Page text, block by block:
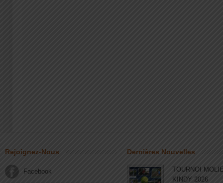
Rejoignez-Nous
Facebook
Dernières Nouvelles
TOURNOI
KINDY 2026